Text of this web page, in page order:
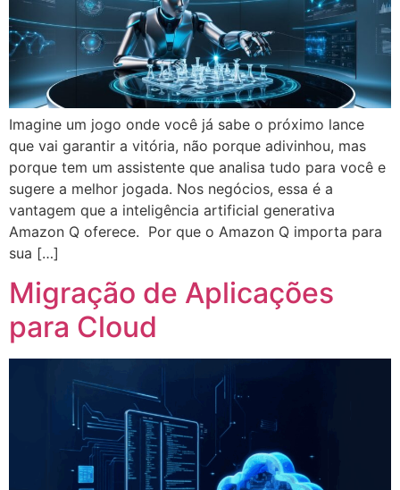
Imagine um jogo onde você já sabe o próximo lance
que vai garantir a vitória, não porque adivinhou, mas
porque tem um assistente que analisa tudo para você e
sugere a melhor jogada. Nos negócios, essa é a
vantagem que a inteligência artificial generativa
Amazon Q oferece. Por que o Amazon Q importa para
sua […]
Migração de Aplicações
para Cloud